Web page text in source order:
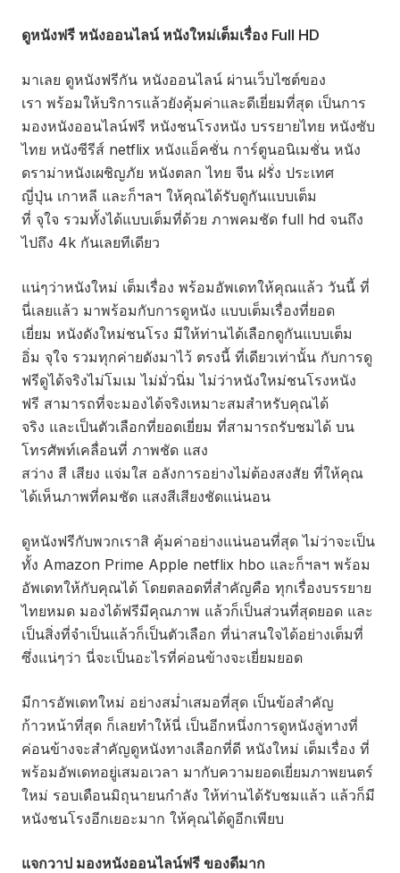
ดูหนังฟรี หนังออนไลน์ หนังใหม่เต็มเรื่อง Full HD
มาเลย ดูหนังฟรีกัน หนังออนไลน์ ผ่านเว็บไซต์ของ
เรา พร้อมให้บริการแล้วยังคุ้มค่าและดีเยี่ยมที่สุด เป็นการ
มองหนังออนไลน์ฟรี หนังชนโรงหนัง บรรยายไทย หนังซับ
ไทย หนังซีรีส์ netflix หนังแอ็คชั่น การ์ตูนอนิเมชั่น หนัง
ดราม่าหนังเผชิญภัย หนังตลก ไทย จีน ฝรั่ง ประเทศ
ญี่ปุ่น เกาหลี และก็ฯลฯ ให้คุณได้รับดูกันแบบเต็ม
ที่ จุใจ รวมทั้งได้แบบเต็มที่ด้วย ภาพคมชัด full hd จนถึง
ไปถึง 4k กันเลยทีเดียว
แน่ๆว่าหนังใหม่ เต็มเรื่อง พร้อมอัพเดทให้คุณแล้ว วันนี้ ที่
นี่เลยแล้ว มาพร้อมกับการดูหนัง แบบเต็มเรื่องที่ยอด
เยี่ยม หนังดังใหม่ชนโรง มีให้ท่านได้เลือกดูกันแบบเต็ม
อิ่ม จุใจ รวมทุกค่ายดังมาไว้ ตรงนี้ ที่เดียวเท่านั้น กับการดู
ฟรีดูได้จริงไม่โมเม ไม่มั่วนิ่ม ไม่ว่าหนังใหม่ชนโรงหนัง
ฟรี สามารถที่จะมองได้จริงเหมาะสมสำหรับคุณได้
จริง และเป็นตัวเลือกที่ยอดเยี่ยม ที่สามารถรับชมได้ บน
โทรศัพท์เคลื่อนที่ ภาพชัด แสง
สว่าง สี เสียง แจ่มใส อลังการอย่างไม่ต้องสงสัย ที่ให้คุณ
ได้เห็นภาพที่คมชัด แสงสีเสียงชัดแน่นอน
ดูหนังฟรีกับพวกเราสิ คุ้มค่าอย่างแน่นอนที่สุด ไม่ว่าจะเป็น
ทั้ง Amazon Prime Apple netflix hbo และก็ฯลฯ พร้อม
อัพเดทให้กับคุณได้ โดยตลอดที่สำคัญคือ ทุกเรื่องบรรยาย
ไทยหมด มองได้ฟรีมีคุณภาพ แล้วก็เป็นส่วนที่สุดยอด และ
เป็นสิ่งที่จำเป็นแล้วก็เป็นตัวเลือก ที่น่าสนใจได้อย่างเต็มที่
ซึ่งแน่ๆว่า นี่จะเป็นอะไรที่ค่อนข้างจะเยี่ยมยอด
มีการอัพเดทใหม่ อย่างสม่ำเสมอที่สุด เป็นข้อสำคัญ
ก้าวหน้าที่สุด ก็เลยทำให้นี่ เป็นอีกหนึ่งการดูหนังลู่ทางที่
ค่อนข้างจะสำคัญดูหนังทางเลือกที่ดี หนังใหม่ เต็มเรื่อง ที่
พร้อมอัพเดทอยู่เสมอเวลา มากับความยอดเยี่ยมภาพยนตร์
ใหม่ รอบเดือนมิถุนายนกำลัง ให้ท่านได้รับชมแล้ว แล้วก็มี
หนังชนโรงอีกเยอะมาก ให้คุณได้ดูอีกเพียบ
แจกวาป มองหนังออนไลน์ฟรี ของดีมาก